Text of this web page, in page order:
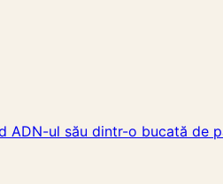
ADN-ul său dintr-o bucată de